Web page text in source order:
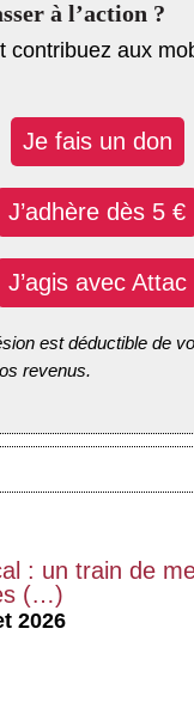
à l’action ?
contribuez aux
Je fais un don
J’adhère dès 5 €
J’agis avec Attac
est déductible de
revenus.
: un train de
(…)
2026